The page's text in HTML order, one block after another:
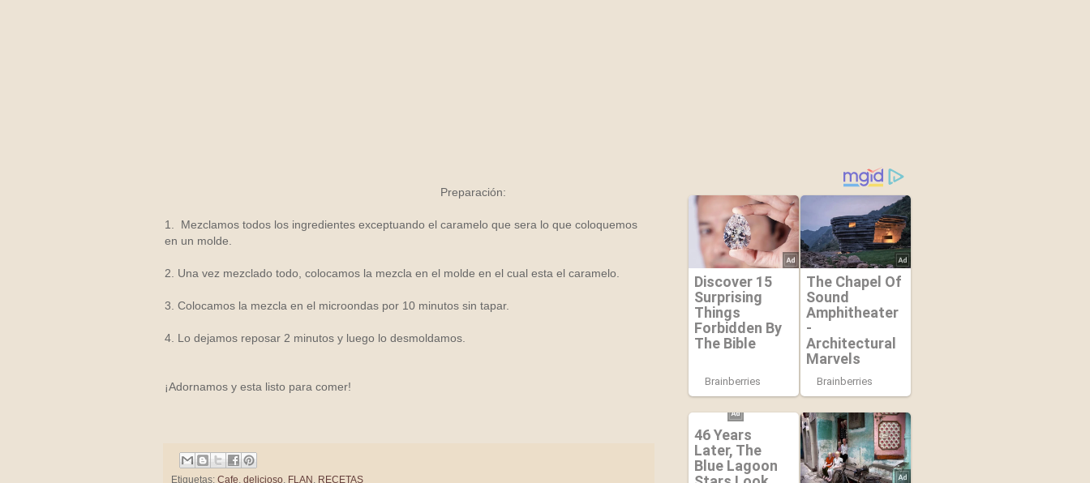
Preparación:
1. Mezclamos todos los ingredientes exceptuando el caramelo que sera lo que coloquemos
en un molde.
2. Una vez mezclado todo, colocamos la mezcla en el molde en el cual esta el caramelo.
3. Colocamos la mezcla en el microondas por 10 minutos sin tapar.
4. Lo dejamos reposar 2 minutos y luego lo desmoldamos.
¡Adornamos y esta listo para comer!
Etiquetas: Cafe delicioso, FLAN RECETAS